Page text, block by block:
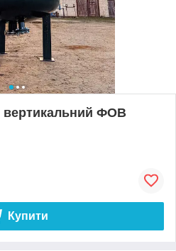
вертикальний ФОВ
Купити